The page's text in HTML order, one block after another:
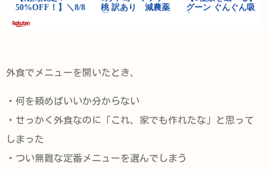
外食でメニューを開いたとき、
・何を頼めばいいか分からない
・せっかく外食なのに「これ、家でも作れたな」と思って
しまった
・つい無難な定番メニューを選んでしまう